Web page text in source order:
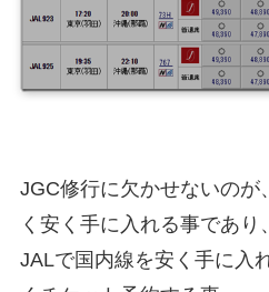
JGC修行に欠かせないのが
く安く手に入れる事であり、
JALで国内線を安く手に入